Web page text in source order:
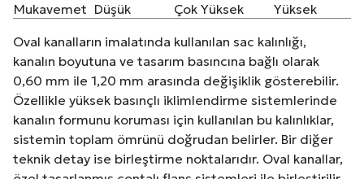
Mukavemet Düşük Çok Yüksek
Yüksek
Oval kanalların imalatında kullanılan sac kalınlığı,
kanalın boyutuna ve tasarım basıncına bağlı olarak
0,60 mm ile 1,20 mm arasında değişiklik gösterebilir.
Özellikle yüksek basınçlı iklimlendirme sistemlerinde
kanalın formunu koruması için kullanılan bu kalınlıklar,
sistemin toplam ömrünü doğrudan belirler. Bir diğer
teknik detay ise birleştirme noktalarıdır. Oval kanallar,